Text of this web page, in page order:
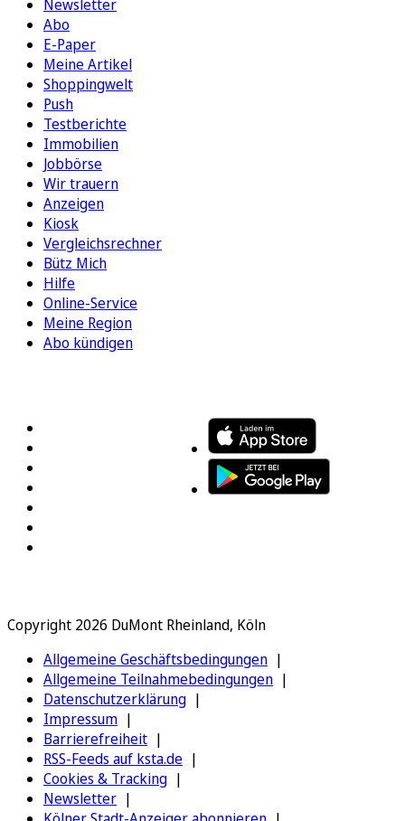
Newsletter
Abo
E-Paper
Meine Artikel
Shoppingwelt
Push
Testberichte
Immobilien
Jobbörse
Wir trauern
Anzeigen
Kiosk
Vergleichsrechner
Bütz Mich
Hilfe
Online-Service
Meine Region
Abo kündigen
Copyright 2026 DuMont Rheinland, Köln
Allgemeine Geschäftsbedingungen
Allgemeine Teilnahmebedingungen
Datenschutzerklärung
Impressum
Barrierefreiheit
RSS-Feeds auf ksta.de
Cookies & Tracking
Newsletter